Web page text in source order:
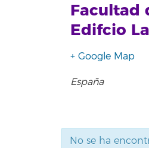
Facultad
Edifcio
+ Google Map
España
No se ha